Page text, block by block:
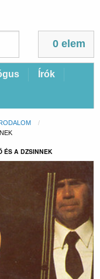
0 elem
Írók
ÉS A DZSINNEK